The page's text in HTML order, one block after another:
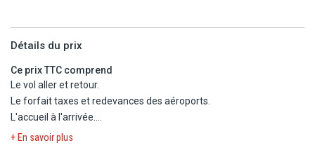
Luxueux catamaran Bali 4.2 seulement pour adultes! Naviguez
vers l'ile de Lobos et profitez : snorkeling, paddle surf, kayak,
déjeuner, boissons et coupe de cava!
Excursion disponible les mardis, jeudis et dimanches
Détails du prix
Ce prix TTC comprend
Le vol aller et retour.
Le forfait taxes et redevances des aéroports.
L'accueil à l'arrivée.
Le transfert aller et retour de l'aéroport à l'hôtel.
+ En savoir plus